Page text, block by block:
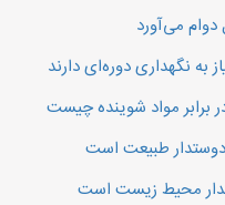
می‌آورد
به نگهداری دوره‌ای دارند
برابر مواد شوینده چیست
طبیعت است
محیط زیست است